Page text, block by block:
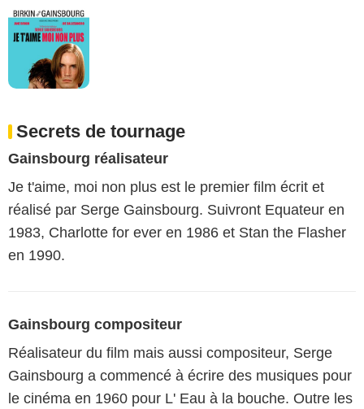
Secrets de tournage
Gainsbourg réalisateur
Je t'aime, moi non plus est le premier film écrit et
réalisé par Serge Gainsbourg. Suivront Equateur en
1983, Charlotte for ever en 1986 et Stan the Flasher
en 1990.
Gainsbourg compositeur
Réalisateur du film mais aussi compositeur, Serge
Gainsbourg a commencé à écrire des musiques pour
le cinéma en 1960 pour L' Eau à la bouche. Outre les